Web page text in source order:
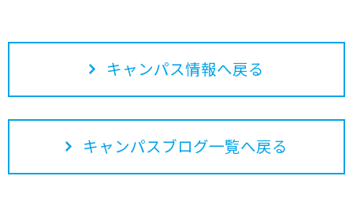
キャンパス情報へ戻る
キャンパスブログ一覧へ戻る